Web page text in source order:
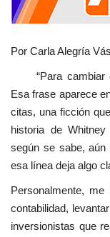
Por Carla Alegría
“Para cambiar el
Esa frase aparece
citas, una ficción
historia de
según se sabe,
esa línea deja algo
Personalmente,
contabilidad,
inversionistas que